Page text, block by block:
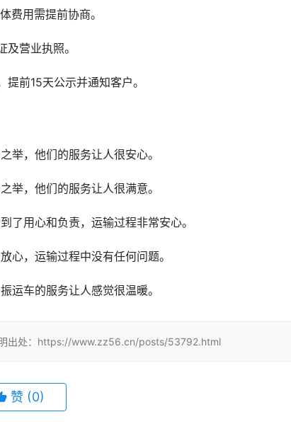
费用需提前协商。
营业执照。
前15天公示并通知客户。
举，他们的服务让人很安心。
举，他们的服务让人很满意。
了用心和负责，运输过程非常安心。
心，运输过程中没有任何问题。
运车的服务让人感觉很温暖。
明出处：https://www.zz56.cn/posts/53792.html
赞 (0)